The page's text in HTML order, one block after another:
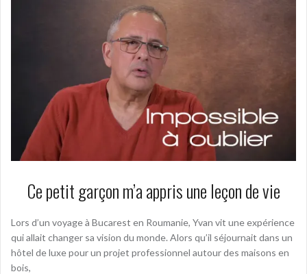
Ce petit garçon m’a appris une leçon de vie
Lors d’un voyage à Bucarest en Roumanie, Yvan vit une expérience
qui allait changer sa vision du monde. Alors qu’il séjournait dans un
hôtel de luxe pour un projet professionnel autour des maisons en
bois,